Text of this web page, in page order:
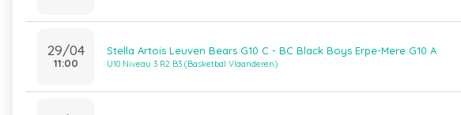
29/04
11:00
Stella Artois Leuven Bears G10 C - BC Black Boys Erpe-Mere G10 A
U10 Niveau 3 R2 B3 (Basketbal Vlaanderen)